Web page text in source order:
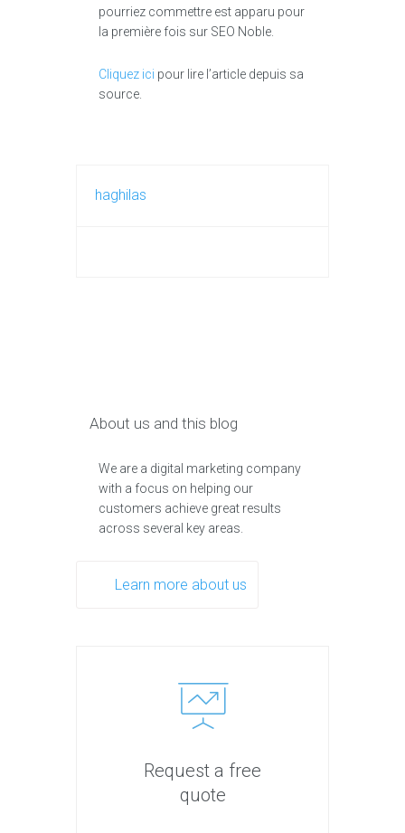
pourriez commettre est apparu pour
la première fois sur SEO Noble.
Cliquez ici pour lire l’article depuis sa
source.
haghilas
About us and this blog
We are a digital marketing company
with a focus on helping our
customers achieve great results
across several key areas.
Learn more about us
Request a free
quote